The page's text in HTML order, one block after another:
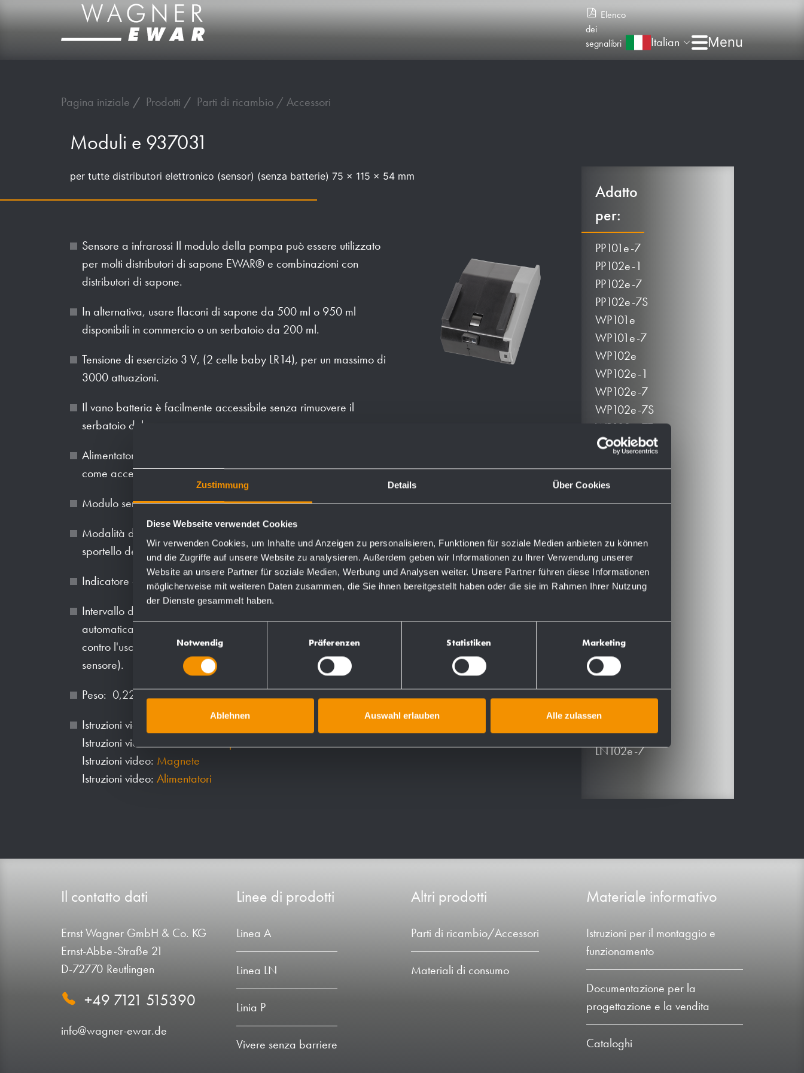
Zustimmung Details Über Cookies
Diese Webseite verwendet Cookies
Wir verwenden Cookies, um Inhalte und Anzeigen zu personalisieren, Funktionen für soziale Medien anbieten zu können
und die Zugriffe auf unsere Website zu analysieren. Außerdem geben wir Informationen zu Ihrer Verwendung unserer
Website an unsere Partner für soziale Medien, Werbung und Analysen weiter. Unsere Partner führen diese Informationen
möglicherweise mit weiteren Daten zusammen, die Sie ihnen bereitgestellt haben oder die sie im Rahmen Ihrer Nutzung
der Dienste gesammelt haben.
Einwilligungsauswahl
Notwendig Präferenzen Statistiken Marketing
Ablehnen Auswahl erlauben Alle zulassen
Elenco
dei
segnalibri
Italian
Pagina iniziale Prodotti Parti di ricambio / Accessori
Moduli e 937031
per tutte distributori elettronico (sensor) (senza batterie) 75 x 115 x 54 mm
Sensore a infrarossi Il modulo della pompa può essere utilizzato
per molti distributori di sapone EWAR® e combinazioni con
distributori di sapone.
In alternativa, usare flaconi di sapone da 500 ml o 950 ml
disponibili in commercio o un serbatoio da 200 ml.
Tensione di esercizio 3 V, (2 celle baby LR14), per un massimo di
3000 attuazioni.
Il vano batteria è facilmente accessibile senza rimuovere il
serbatoio del sapone.
Alimentatore 3V per funzionamento senza batteria disponibile
come accessorio.
Modulo sensore e pompa modulare sostituibili senza attrezzi.
Modalità di servizio: il modulo sensore si spegne quando lo
sportello del dispositivo è aperta.
Indicatore di avviso per batteria scarica.
Intervallo di rilevamento di circa 5 cm. (viene misurato
automaticamente), il sensore rileva il cambio di luce (protezione
contro l'uso improprio, ad esempio mascherando la superficie del
sensore).
Peso: 0,22 kg.
Istruzioni video:
Istruzioni video:
Istruzioni video: Magnete
Istruzioni video: Alimentatori
Adatto
per:
PP101e-7
PP102e-1
PP102e-7
PP102e-7S
WP101e
WP101e-7
WP102e
WP102e-1
WP102e-7
WP102e-7S
WP102e-7T
WP173e
WP173e-7
WP174e
WP208e
WP208e-7
WP500e
WP550e
WP575e
WP585e
WP585e-7
WP600e
WP650e
LN102e-1
LN102e-7
Il contatto dati
Ernst Wagner GmbH & Co. KG
Ernst-Abbe-Straße 21
D-72770 Reutlingen
+49 7121 515390
info@wagner-ewar.de
Linee di prodotti
Linea A
Linea LN
Linia P
Vivere senza barriere
Altri prodotti
Parti di ricambio/Accessori
Materiali di consumo
Materiale informativo
Istruzioni per il montaggio e
funzionamento
Documentazione per la
progettazione e la vendita
Cataloghi